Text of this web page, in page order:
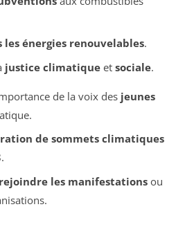
les énergies renouvelables.
justice climatique et sociale.
de la voix des jeunes
de sommets climatiques
rejoindre les manifestationsou